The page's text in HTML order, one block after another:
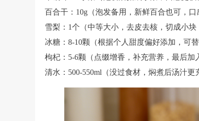
百合干：10g（泡发备用，新鲜百合也可，口
雪梨：1个（中等大小，去皮去核，切成小块
冰糖：8-10颗（根据个人甜度偏好添加，可
枸杞：5-6颗（点缀增香，补充营养，最后加
清水：500-550ml（没过食材，焖煮后汤汁更